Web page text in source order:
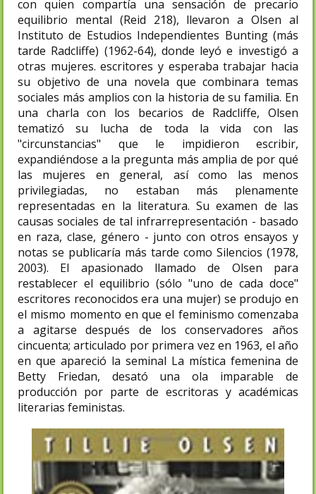
con quien compartía una sensación de precario
equilibrio mental (Reid 218), llevaron a Olsen al
Instituto de Estudios Independientes Bunting (más
tarde Radcliffe) (1962-64), donde leyó e investigó a
otras mujeres. escritores y esperaba trabajar hacia
su objetivo de una novela que combinara temas
sociales más amplios con la historia de su familia. En
una charla con los becarios de Radcliffe, Olsen
tematizó su lucha de toda la vida con las
"circunstancias" que le impidieron escribir,
expandiéndose a la pregunta más amplia de por qué
las mujeres en general, así como las menos
privilegiadas, no estaban más plenamente
representadas en la literatura. Su examen de las
causas sociales de tal infrarrepresentación - basado
en raza, clase, género - junto con otros ensayos y
notas se publicaría más tarde como Silencios (1978,
2003). El apasionado llamado de Olsen para
restablecer el equilibrio (sólo "uno de cada doce"
escritores reconocidos era una mujer) se produjo en
el mismo momento en que el feminismo comenzaba
a agitarse después de los conservadores años
cincuenta; articulado por primera vez en 1963, el año
en que apareció la seminal La mística femenina de
Betty Friedan, desató una ola imparable de
producción por parte de escritoras y académicas
literarias feministas.